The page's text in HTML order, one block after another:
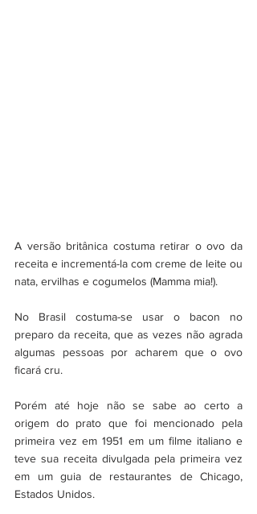
A versão britânica costuma retirar o ovo da
receita e incrementá-la com creme de leite ou
nata, ervilhas e cogumelos (Mamma mia!).
No Brasil costuma-se usar o bacon no
preparo da receita, que as vezes não agrada
algumas pessoas por acharem que o ovo
ficará cru.
Porém até hoje não se sabe ao certo a
origem do prato que foi mencionado pela
primeira vez em 1951 em um filme italiano e
teve sua receita divulgada pela primeira vez
em um guia de restaurantes de Chicago,
Estados Unidos.